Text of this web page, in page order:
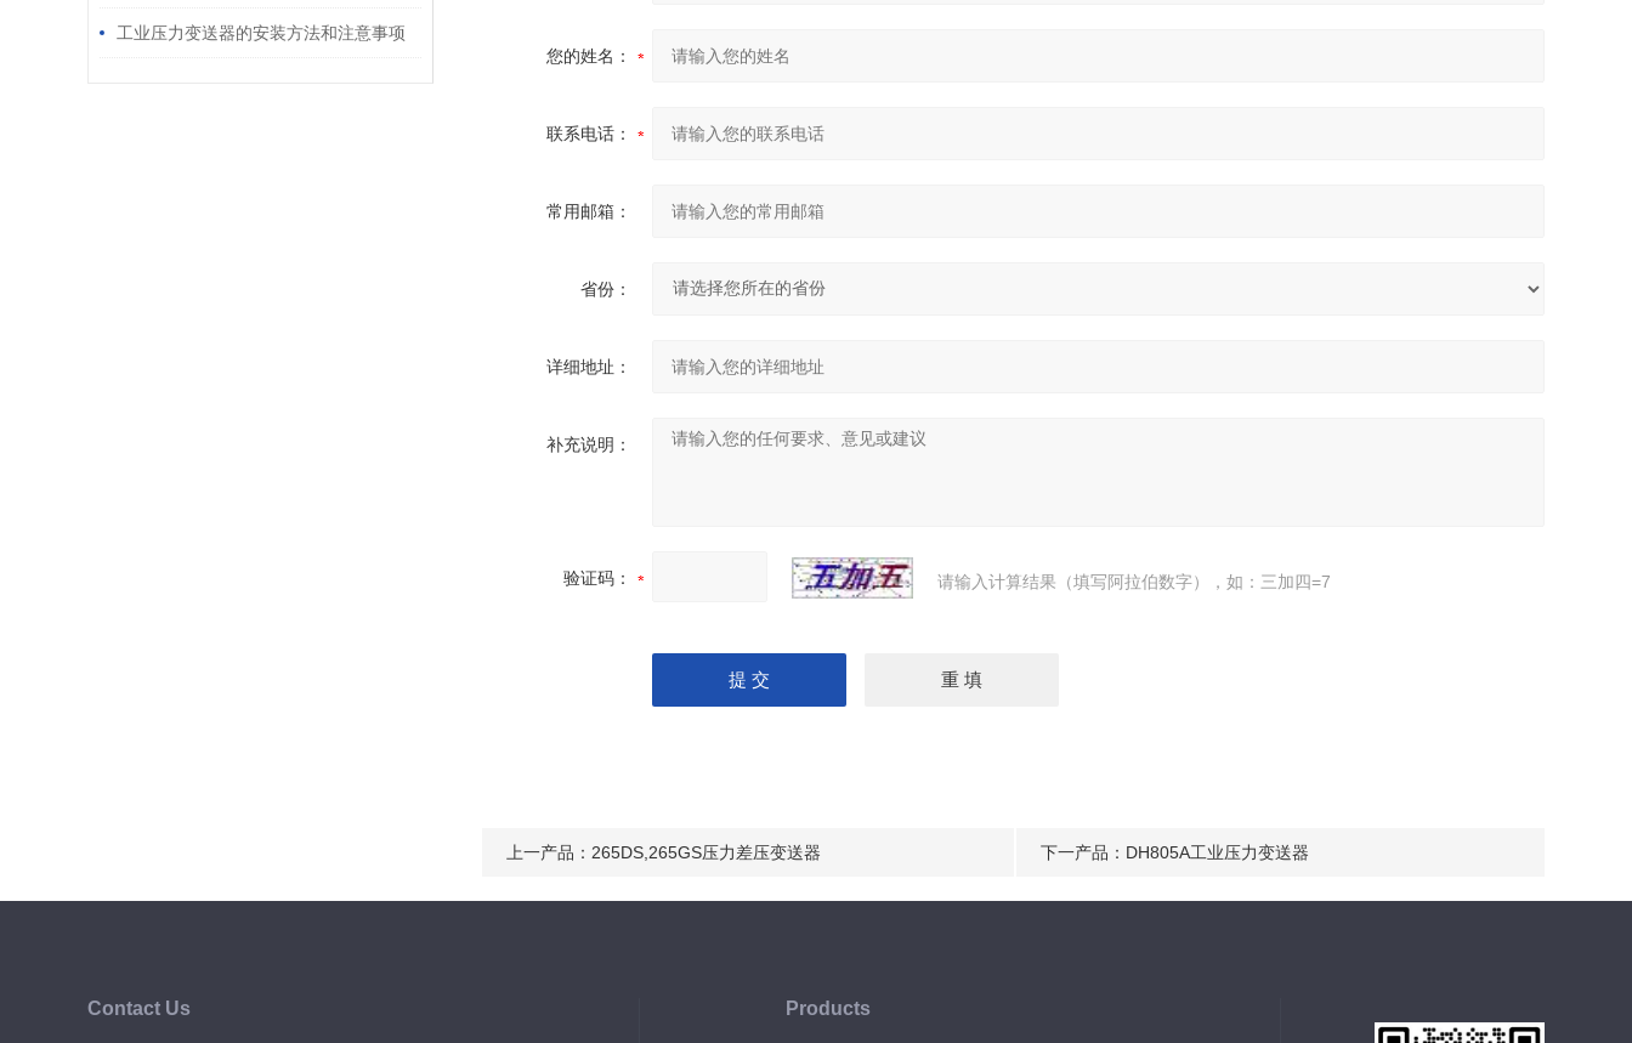
工业压力变送器的安装方法和注意事项
您的姓名：
联系电话：
常用邮箱：
省份：
详细地址：
补充说明：
验证码： 请输入计算结果（填写阿拉伯数字），如：三加四=7
上一产品： 265DS,265GS压力差压变送器 下一产品： DH805A工业压力变送器
Contact Us Products